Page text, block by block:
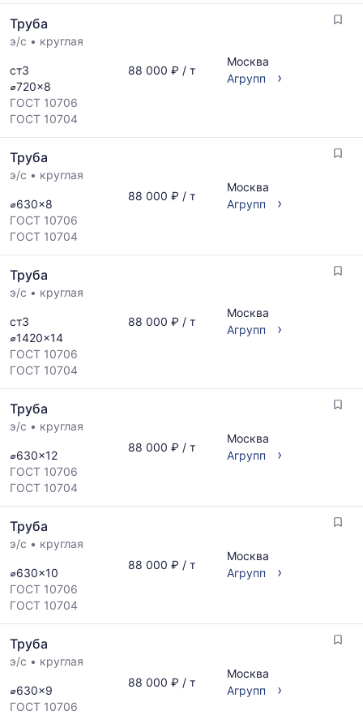
мере
обновления
прайс-
Труба
э/с • круглая
ст3
⌀720x8
ГОСТ 10706
ГОСТ 10704
88 000 ₽ / т
Москва
Агрупп
›
Труба
э/с • круглая
⌀630x8
ГОСТ 10706
ГОСТ 10704
88 000 ₽ / т
Москва
Агрупп
›
Труба
э/с • круглая
ст3
⌀1420x14
ГОСТ 10706
ГОСТ 10704
88 000 ₽ / т
Москва
Агрупп
›
Труба
э/с • круглая
⌀630x12
ГОСТ 10706
ГОСТ 10704
88 000 ₽ / т
Москва
Агрупп
›
Труба
э/с • круглая
⌀630x10
ГОСТ 10706
ГОСТ 10704
88 000 ₽ / т
Москва
Агрупп
›
Труба
э/с • круглая
⌀630x9
ГОСТ 10706
88 000 ₽ / т
Москва
Агрупп
›